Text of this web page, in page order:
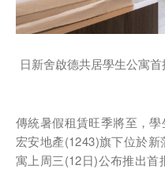
名*
身份
日新舍啟德共居學生公寓
傳統暑假租賃旺季將至，學
宏安地產(1243)旗下位於
寓上周三(12日)公布推出首